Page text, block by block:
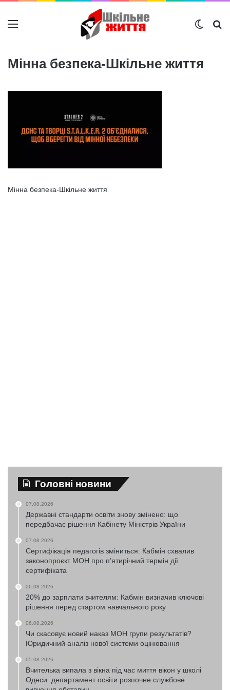
Меню
Мінна безпека-Шкільне життя
Мінна безпека-Шкільне життя
Головні новини
07.08.2026
Державні стандарти освіти знову змінено: що
передбачає рішення Кабінету Міністрів України
07.08.2026
Сертифікація педагогів зміниться: Кабмін схвалив
законопроєкт МОН про п’ятирічний термін дії
сертифіката
06.08.2026
20% до зарплати вчителям: Кабмін визначив ключові
рішення перед стартом навчального року
06.08.2026
Чи скасовує новий наказ МОН групи результатів?
Юридичний аналіз нової системи оцінювання
05.08.2026
Вчителька випала з вікна під час миття вікон у школі
Одеси: департамент освіти розпочне службове